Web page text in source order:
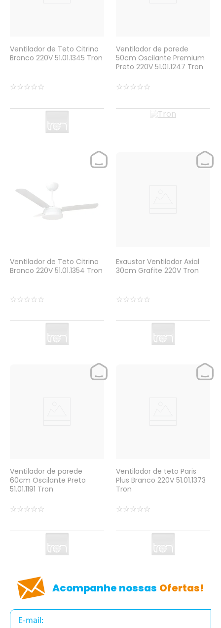
Ventilador de Teto Citrino
Branco 220V 51.01.1345 Tron
☆☆☆☆☆
Ventilador de parede
50cm Oscilante Premium
Preto 220V 51.01.1247 Tron
☆☆☆☆☆
Ventilador de Teto Citrino
Branco 220V 51.01.1354 Tron
☆☆☆☆☆
Exaustor Ventilador Axial
30cm Grafite 220V Tron
☆☆☆☆☆
Ventilador de parede
60cm Oscilante Preto
51.01.1191 Tron
☆☆☆☆☆
Ventilador de teto Paris
Plus Branco 220V 51.01.1373
Tron
☆☆☆☆☆
Acompanhe nossas Ofertas!